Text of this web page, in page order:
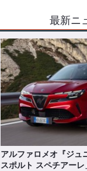
最新ニ
アルファロメオ『ジュ
スポルト スペチアー